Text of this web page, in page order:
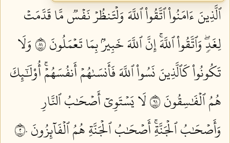
ٱلَّذِينَ ءَامَنُواْ ٱتَّقُواْ ٱللَّهَ وَلۡتَنظُرۡ نَفۡسٞ مَّا قَدَّمَتۡ
لِغَدٖۖ وَٱتَّقُواْ ٱللَّهَۚ إِنَّ ٱللَّهَ خَبِيرُۢ بِمَا تَعۡمَلُونَ ١٨
وَلَا
تَكُونُواْ كَٱلَّذِينَ نَسُواْ ٱللَّهَ فَأَنسَىٰهُمۡ أَنفُسَهُمۡۚ أُوْلَٰٓئِكَ
هُمُ ٱلۡفَٰسِقُونَ ١٩
لَا يَسۡتَوِيٓ أَصۡحَٰبُ ٱلنَّارِ
وَأَصۡحَٰبُ ٱلۡجَنَّةِۚ أَصۡحَٰبُ ٱلۡجَنَّةِ هُمُ ٱلۡفَآئِزُونَ ٢٠